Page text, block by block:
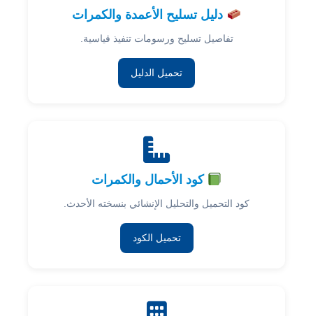
دليل تسليح الأعمدة والكمرات
تفاصيل تسليح ورسومات تنفيذ قياسية.
تحميل الدليل
كود الأحمال والكمرات
كود التحميل والتحليل الإنشائي بنسخته الأحدث.
تحميل الكود